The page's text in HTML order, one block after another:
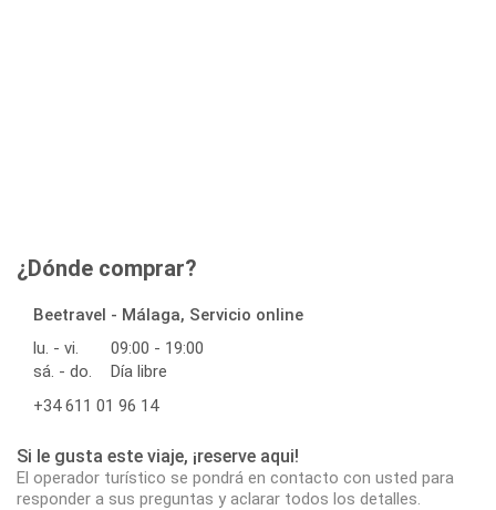
¿Dónde comprar?
Beetravel - Málaga, Servicio online
lu. - vi.
09:00 - 19:00
sá. - do.
Día libre
+34 611 01 96 14
Si le gusta este viaje, ¡reserve aqui!
El operador turístico se pondrá en contacto con usted para
responder a sus preguntas y aclarar todos los detalles.